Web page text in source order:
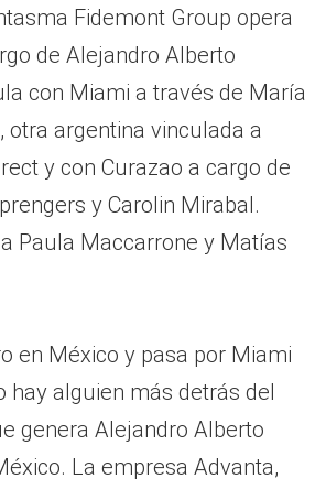
Fidemont Group opera
de Alejandro Alberto
con Miami a través de María
otra argentina vinculada a
y con Curazao a cargo de
y Carolin Mirabal.
Paula Maccarrone y Matías
en México y pasa por Miami
hay alguien más detrás del
genera Alejandro Alberto
La empresa Advanta,